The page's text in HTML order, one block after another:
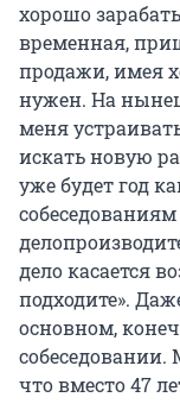
хорошо
временная,
продажи, имея
нужен. На
меня
искать новую
уже будет год
дело касается
подходите».
основном,
собеседовании.
что вместо 47